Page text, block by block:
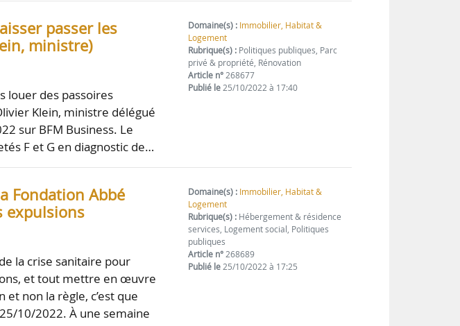
passer les
ministre)
louer des passoires
Klein, ministre délégué
sur BFM Business. Le
F et G en diagnostic de…
Domaine(s) : Immobilier, Habitat &
Logement
Rubrique(s) : Politiques publiques, Parc
privé & propriété, Rénovation
Article n°268677
Publié le25/10/2022 à 17:40
Fondation Abbé
expulsions
la crise sanitaire pour
et tout mettre en œuvre
non la règle, c’est que
10/2022. À une semaine
Domaine(s) : Immobilier, Habitat &
Logement
Rubrique(s) : Hébergement & résidence
services, Logement social, Politiques
publiques
Article n°268689
Publié le25/10/2022 à 17:25